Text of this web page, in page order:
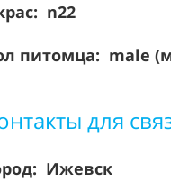
n22
питомца: male
для
Ижевск